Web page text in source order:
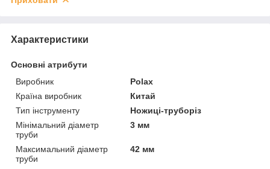
Характеристики
Основні атрибути
Виробник
Polax
Країна виробник
Китай
Тип інструменту
Ножиці-труборіз
Мінімальний діаметр
труби
3 мм
Максимальний діаметр
труби
42 мм